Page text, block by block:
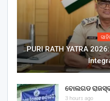
PURI RATH YATRA
ବୋଲଗଡ
3 hours ago